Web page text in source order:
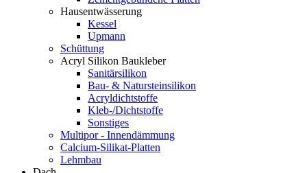
Hausentwässerung
Kessel
Upmann
Schüttung
Acryl Silikon Baukleber
Sanitärsilikon
Bau- & Natursteinsilikon
Acryldichtstoffe
Kleb-/Dichtstoffe
Sonstiges
Multipor - Innendämmung
Calcium-Silikat-Platten
Lehmbau